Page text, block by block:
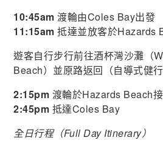
10:45am 渡輪由Coles Bay出發
11:15am 抵達並放客於Hazards
遊客自行步行前往酒杯灣沙灘（
Beach）並原路返回（自導式健
2:15pm 渡輪於Hazards Beach
2:45pm 抵達Coles Bay
全日行程（Full Day Itinerary）